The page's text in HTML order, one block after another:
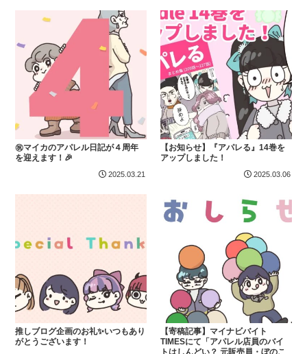
㊗️マイカのアパレル日記が４周年
を迎えます！🎉
2025.03.21
【お知らせ】『アパレる』14巻を
アップしました！
2025.03.06
推しブログ企画のお礼✨いつもあり
がとうございます！
【寄稿記事】マイナビバイト
TIMESにて「アパレル店員のバイ
トはしんどい？ 元販売員・ぼのこ